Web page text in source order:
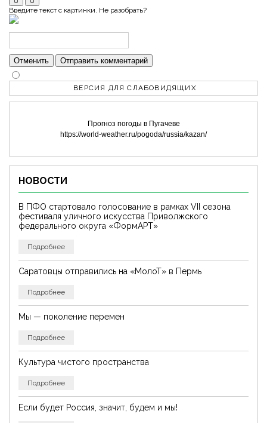
ВЕРСИЯ ДЛЯ СЛАБОВИДЯЩИХ
Прогноз погоды в Пугачеве
https://world-weather.ru/pogoda/russia/kazan/
НОВОСТИ
В ПФО стартовало голосование в рамках VII сезона
фестиваля уличного искусства Приволжского
федерального округа «ФормАРТ»
Подробнее
Саратовцы отправились на «МолоТ» в Пермь
Подробнее
Мы — поколение перемен
Подробнее
Культура чистого пространства
Подробнее
Если будет Россия, значит, будем и мы!
Введите текст с картинки. Не разобрать?
Отменить Отправить комментарий